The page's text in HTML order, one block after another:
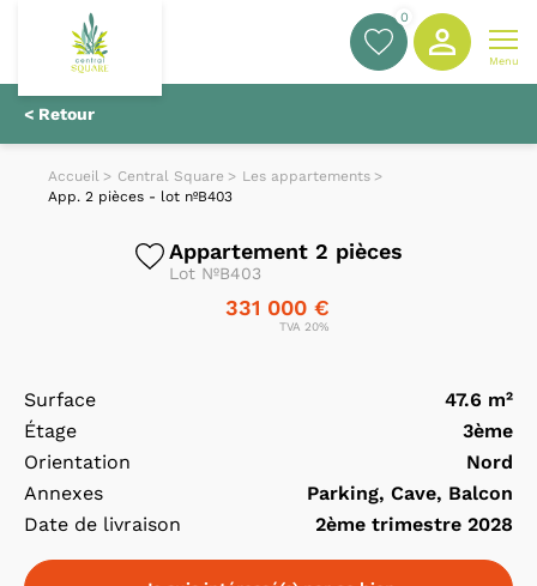
0
Menu
< Retour
Accueil Central Square
Les appartements
App. 2 pièces - lot nºB403
Appartement 2 pièces
Lot NºB403
331 000 €
TVA 20%
Surface
47.6 m²
Étage
3ème
Orientation
Nord
Annexes
Parking, Cave, Balcon
Date de livraison
2ème trimestre 2028